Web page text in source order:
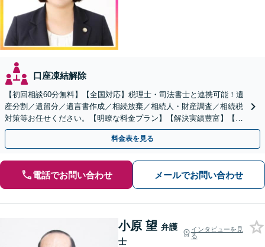
口座凍結解除
【初回相談60分無料】【全国対応】税理士・司法書士と連携可能！遺
産分割／遺留分／遺言書作成／相続放棄／相続人・財産調査／相続税
対策等お任せください。【明瞭な料金プラン】【解決実績豊富】【電
話相談可】
料金表を見る
電話でお問い合わせ メールでお問い合わせ
小原 望 弁護
士
インタビューを見
る